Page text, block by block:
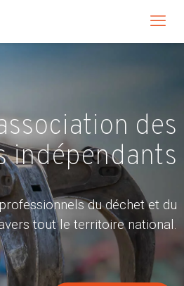
des
indépendants
du déchet et du
tout le territoire national.